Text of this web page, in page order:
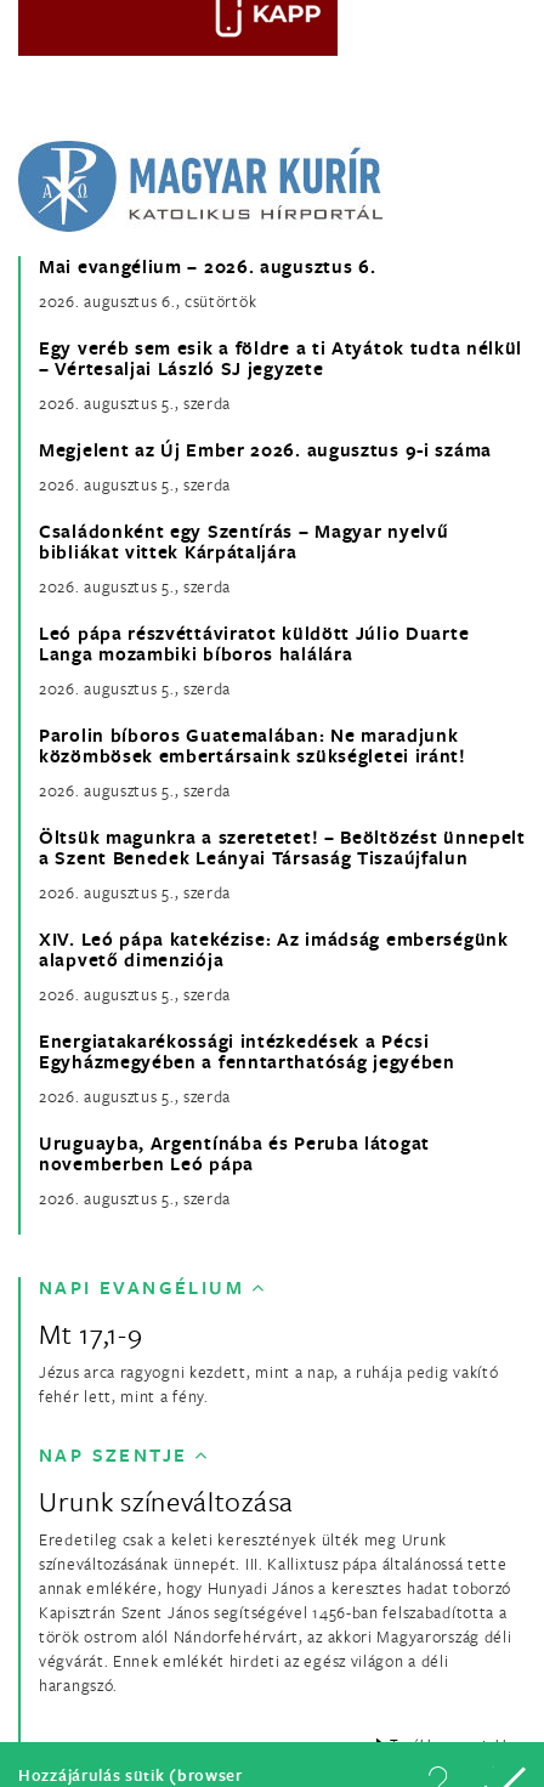
Hozzájárulás sütik (browser
Mai evangélium – 2026. augusztus 6.
2026. augusztus 6., csütörtök
Egy veréb sem esik a földre a ti Atyátok tudta nélkül
– Vértesaljai László SJ jegyzete
2026. augusztus 5., szerda
Megjelent az Új Ember 2026. augusztus 9-i száma
2026. augusztus 5., szerda
Családonként egy Szentírás – Magyar nyelvű
bibliákat vittek Kárpátaljára
2026. augusztus 5., szerda
Leó pápa részvéttáviratot küldött Júlio Duarte
Langa mozambiki bíboros halálára
2026. augusztus 5., szerda
Parolin bíboros Guatemalában: Ne maradjunk
közömbösek embertársaink szükségletei iránt!
2026. augusztus 5., szerda
Öltsük magunkra a szeretetet! – Beöltözést ünnepelt
a Szent Benedek Leányai Társaság Tiszaújfalun
2026. augusztus 5., szerda
XIV. Leó pápa katekézise: Az imádság emberségünk
alapvető dimenziója
2026. augusztus 5., szerda
Energiatakarékossági intézkedések a Pécsi
Egyházmegyében a fenntarthatóság jegyében
2026. augusztus 5., szerda
Uruguayba, Argentínába és Peruba látogat
novemberben Leó pápa
2026. augusztus 5., szerda
NAPI EVANGÉLIUM
Mt 17,1-9
Jézus arca ragyogni kezdett, mint a nap, a ruhája pedig vakító
fehér lett, mint a fény.
NAP SZENTJE
Urunk színeváltozása
Eredetileg csak a keleti keresztények ülték meg Urunk
színeváltozásának ünnepét. III. Kallixtusz pápa általánossá tette
annak emlékére, hogy Hunyadi János a keresztes hadat toborzó
Kapisztrán Szent János segítségével 1456-ban felszabadította a
török ostrom alól Nándorfehérvárt, az akkori Magyarország déli
végvárát. Ennek emlékét hirdeti az egész világon a déli
harangszó.
Tovább a szentekhez